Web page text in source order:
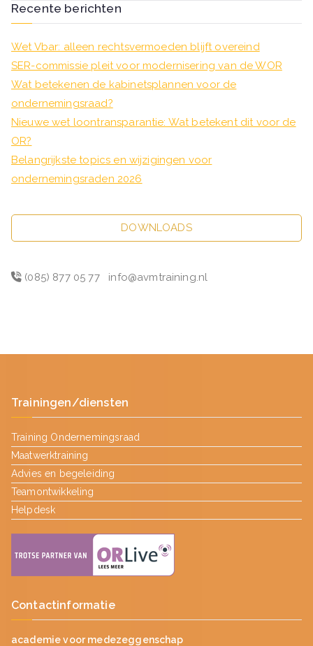
Recente berichten
Wet Vbar: alleen rechtsvermoeden blijft overeind
SER-commissie pleit voor modernisering van de WOR
Wat betekenen de kabinetsplannen voor de
ondernemingsraad?
Nieuwe wet loontransparantie: Wat betekent dit voor de
OR?
Belangrijkste topics en wijzigingen voor
ondernemingsraden 2026
DOWNLOADS
(085) 877 05 77 info@avmtraining.nl
Trainingen/diensten
Training Ondernemingsraad
Maatwerktraining
Advies en begeleiding
Teamontwikkeling
Helpdesk
Contactinformatie
academie voor medezeggenschap